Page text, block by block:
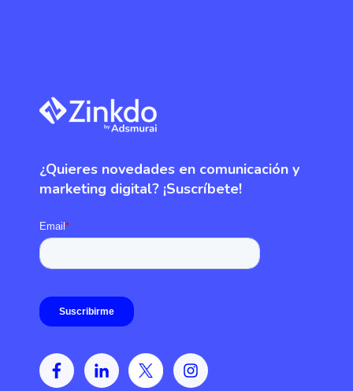
¿Quieres novedades en comunicación y
marketing digital? ¡Suscríbete!